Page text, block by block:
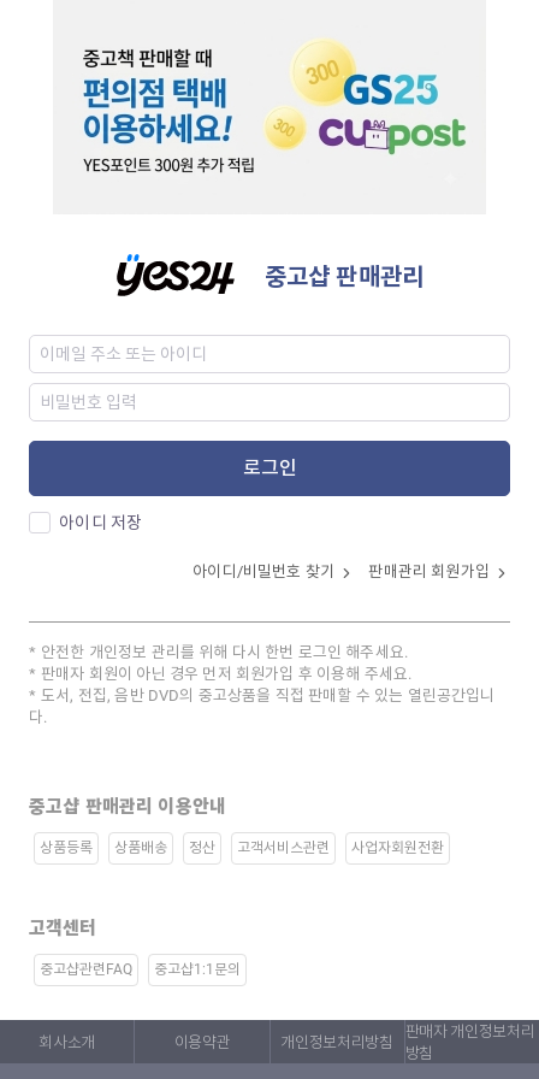
중고샵 판매관리
로그인
아이디 저장
아이디/비밀번호 찾기 판매관리 회원가입
안전한 개인정보 관리를 위해 다시 한번 로그인 해주세요.
판매자 회원이 아닌 경우 먼저 회원가입 후 이용해 주세요.
도서, 전집, 음반 DVD의 중고상품을 직접 판매할 수 있는 열린공간입니
다.
중고샵 판매관리 이용안내
상품등록 상품배송 정산 고객서비스관련 사업자회원전환
고객센터
중고샵관련FAQ 중고샵1:1문의
회사소개 이용약관 개인정보처리방침
판매자 개인정보처리
방침